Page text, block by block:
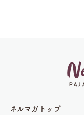
ネルマガトップ